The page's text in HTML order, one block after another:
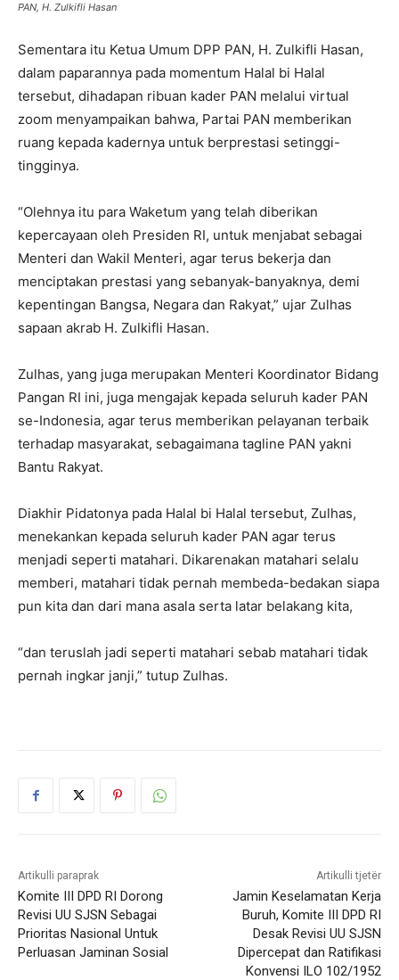
PAN, H. Zulkifli Hasan
Sementara itu Ketua Umum DPP PAN, H. Zulkifli Hasan,
dalam paparannya pada momentum Halal bi Halal
tersebut, dihadapan ribuan kader PAN melalui virtual
zoom menyampaikan bahwa, Partai PAN memberikan
ruang kepada kadernya untuk berprestasi setinggi-
tingginya.
“Olehnya itu para Waketum yang telah diberikan
kepercayaan oleh Presiden RI, untuk menjabat sebagai
Menteri dan Wakil Menteri, agar terus bekerja dan
menciptakan prestasi yang sebanyak-banyaknya, demi
kepentingan Bangsa, Negara dan Rakyat,” ujar Zulhas
sapaan akrab H. Zulkifli Hasan.
Zulhas, yang juga merupakan Menteri Koordinator Bidang
Pangan RI ini, juga mengajak kepada seluruh kader PAN
se-Indonesia, agar terus memberikan pelayanan terbaik
terhadap masyarakat, sebagaimana tagline PAN yakni
Bantu Rakyat.
Diakhir Pidatonya pada Halal bi Halal tersebut, Zulhas,
menekankan kepada seluruh kader PAN agar terus
menjadi seperti matahari. Dikarenakan matahari selalu
memberi, matahari tidak pernah membeda-bedakan siapa
pun kita dan dari mana asala serta latar belakang kita,
“dan teruslah jadi seperti matahari sebab matahari tidak
pernah ingkar janji,” tutup Zulhas.
Artikulli paraprak
Komite III DPD RI Dorong
Revisi UU SJSN Sebagai
Prioritas Nasional Untuk
Perluasan Jaminan Sosial
Artikulli tjetër
Jamin Keselamatan Kerja
Buruh, Komite III DPD RI
Desak Revisi UU SJSN
Dipercepat dan Ratifikasi
Konvensi ILO 102/1952